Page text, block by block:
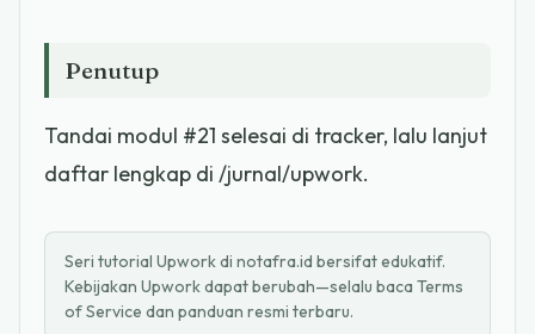
Penutup
Tandai modul #21 selesai di tracker, lalu lanjut
daftar lengkap di /jurnal/upwork.
Seri tutorial Upwork di notafra.id bersifat edukatif.
Kebijakan Upwork dapat berubah—selalu baca Terms
of Service dan panduan resmi terbaru.